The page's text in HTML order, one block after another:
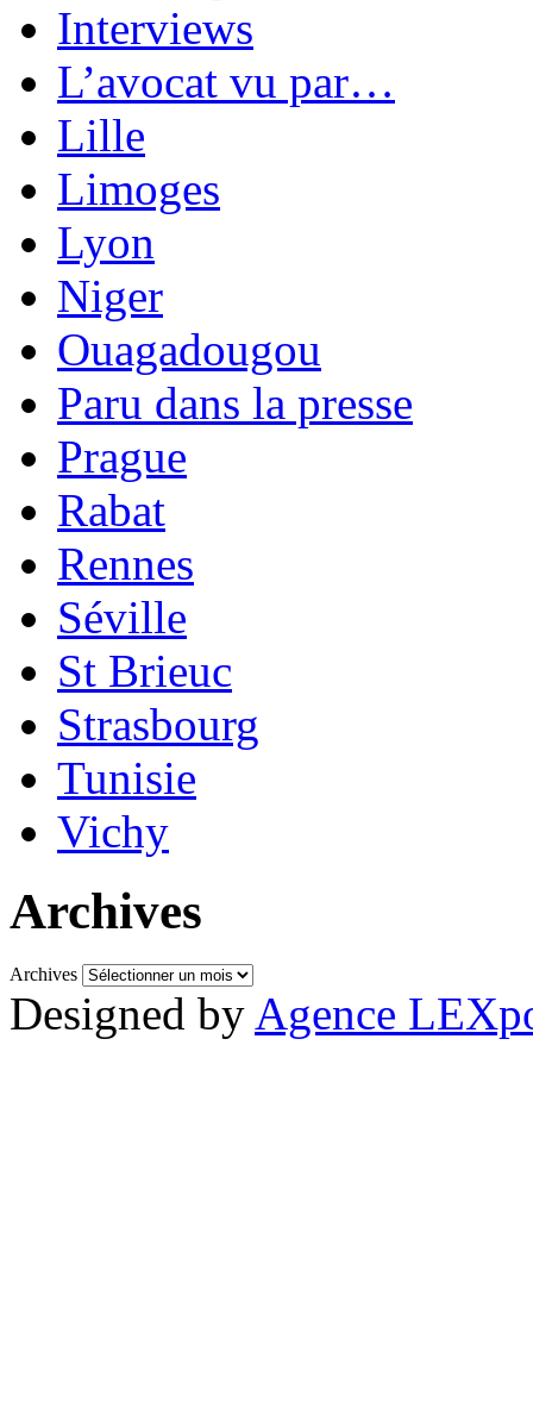
Interviews
L’avocat vu par…
Lille
Limoges
Lyon
Niger
Ouagadougou
Paru dans la presse
Prague
Rabat
Rennes
Séville
St Brieuc
Strasbourg
Tunisie
Vichy
Archives
Archives
Designed by Agence